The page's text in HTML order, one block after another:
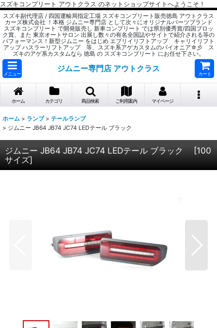
スズキコンプリート アウトクラス のネットショップサイトへようこそ！
スズキ副代理店 / 四国運輸局指定工場 スズキコンプリート販売徳島 アウトクラス
カーズ株式会社 ！本格 ジムニー専門店 として次々にオリジナルパーツブランド
スズキコンプリート で開発販売し 新車コンプリート では県別優秀賞/四国ブロッ
ク賞、また 東京オートサロン 出展し数々の有名全国誌やサイトで紹介される等の
パフォーマンス！新型ジムニー をはじめ エブリイリフトアップ キャリイリフト
アップ ハスラーリフトアップ 等、スズキ系アゲカスタムのパイオニア☆彡 ス
ズキのアゲ系カスタムなら 徳島 の スズキコンプリート にお任せ下さい。
メニュー
ジムニー専門店 アウトクラス
カート
ホーム カテゴリ 商品検索 ご利用案内 マイページ
ホーム > ランプ > テールランプ
> ジムニー JB64 JB74 JC74 LEDテール ブラック
ジムニー JB64 JB74 JC74 LEDテール ブラック [100
サイズ]